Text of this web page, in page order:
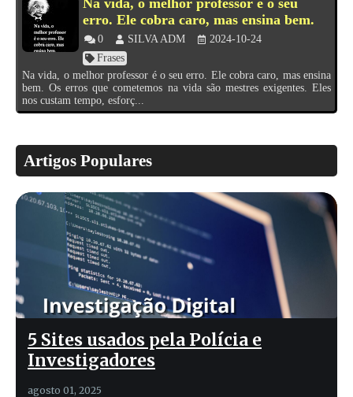
erro. Ele cobra caro, mas ensina bem.
0 SILVA ADM
2024-10-24
Frases
Na vida, o melhor professor é o seu erro. Ele cobra caro, mas ensina
bem. Os erros que cometemos na vida são mestres exigentes. Eles
nos custam tempo, esforç...
Artigos Populares
5 Sites usados pela Polícia e
Investigadores
agosto 01, 2025